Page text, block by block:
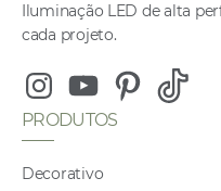
Iluminação LED de alta
cada projeto.
InstagramYoutubePinterest
Tiktok
PRODUTOS
Decorativo